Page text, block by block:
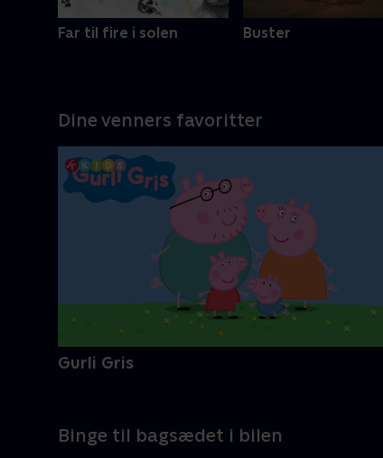
Far til fire i solen Buster
Dine venners favoritter
Gurli Gris
Binge til bagsædet i bilen